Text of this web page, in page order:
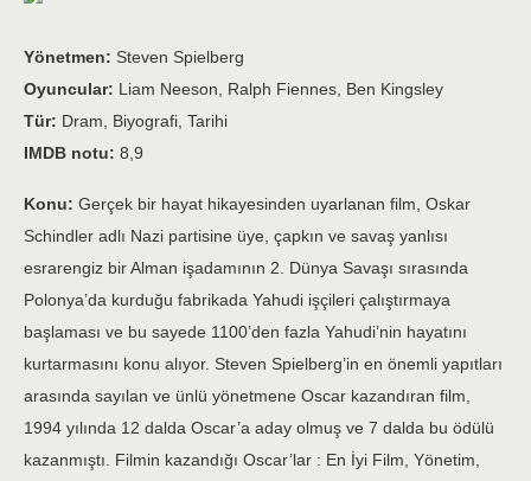
Yönetmen: Steven Spielberg
Oyuncular: Liam Neeson, Ralph Fiennes, Ben Kingsley
Tür: Dram, Biyografi, Tarihi
IMDB notu: 8,9
Konu: Gerçek bir hayat hikayesinden uyarlanan film, Oskar
Schindler adlı Nazi partisine üye, çapkın ve savaş yanlısı
esrarengiz bir Alman işadamının 2. Dünya Savaşı sırasında
Polonya’da kurduğu fabrikada Yahudi işçileri çalıştırmaya
başlaması ve bu sayede 1100’den fazla Yahudi’nin hayatını
kurtarmasını konu alıyor. Steven Spielberg’in en önemli yapıtları
arasında sayılan ve ünlü yönetmene Oscar kazandıran film,
1994 yılında 12 dalda Oscar’a aday olmuş ve 7 dalda bu ödülü
kazanmıştı. Filmin kazandığı Oscar’lar : En İyi Film, Yönetim,